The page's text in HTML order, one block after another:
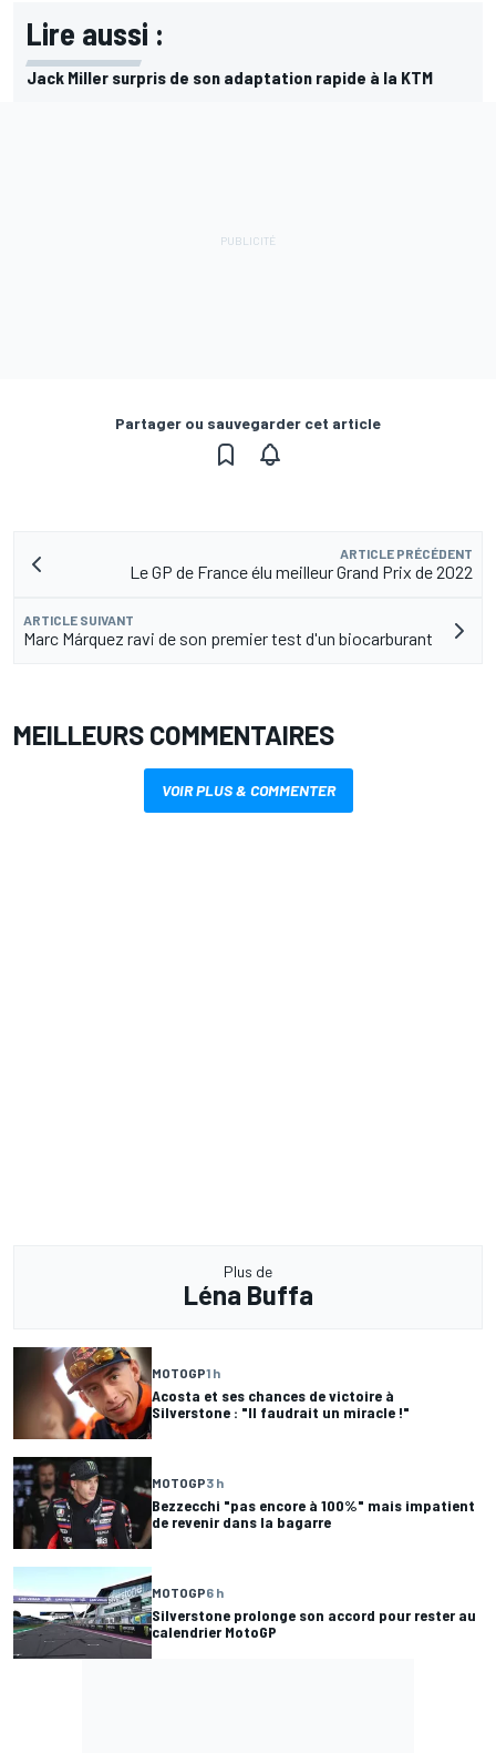
Lire aussi :
Jack Miller surpris de son adaptation rapide à la KTM
Partager ou sauvegarder cet article
ARTICLE PRÉCÉDENT
Le GP de France élu meilleur Grand Prix de 2022
ARTICLE SUIVANT
Marc Márquez ravi de son premier test d'un biocarburant
MEILLEURS COMMENTAIRES
VOIR PLUS & COMMENTER
Plus de
Léna Buffa
MOTOGP1 h
Acosta et ses chances de victoire à
Silverstone : "Il faudrait un miracle !"
MOTOGP3 h
Bezzecchi "pas encore à 100%" mais impatient
de revenir dans la bagarre
MOTOGP6 h
Silverstone prolonge son accord pour rester au
calendrier MotoGP